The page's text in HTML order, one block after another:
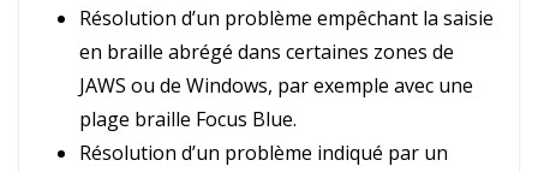
Résolution d’un problème empêchant la saisie
en braille abrégé dans certaines zones de
JAWS ou de Windows, par exemple avec une
plage braille Focus Blue.
Résolution d’un problème indiqué par un